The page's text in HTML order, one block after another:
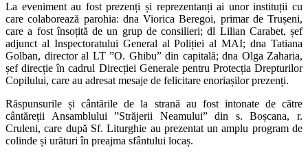
La eveniment au fost prezenți și reprezentanți ai unor instituții cu
care colaborează parohia: dna Viorica Beregoi, primar de Trușeni,
care a fost însoțită de un grup de consilieri; dl Lilian Carabet, șef
adjunct al Inspectoratului General al Poliției al MAI; dna Tatiana
Golban, director al LT ”O. Ghibu” din capitală; dna Olga Zaharia,
șef direcție în cadrul Direcției Generale pentru Protecția Drepturilor
Copilului, care au adresat mesaje de felicitare enoriașilor prezenți.
Răspunsurile și cântările de la strană au fost intonate de către
cântăreții Ansamblului ”Străjerii Neamului” din s. Boșcana, r.
Cruleni, care după Sf. Liturghie au prezentat un amplu program de
colinde și urături în preajma sfântului locaș.